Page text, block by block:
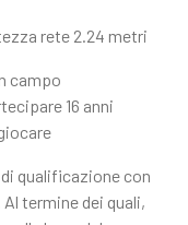
rete 2.24 metri
campo
16 anni
qualificazione con
termine dei quali,